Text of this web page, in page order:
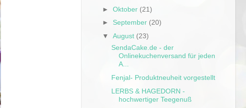
►Oktober (21)
► September (20)
▼August (23)
SendaCake.de - der
Onlinekuchenversand für jeden
A...
Fenjal- Produktneuheit vorgestellt
LERBS & HAGEDORN -
hochwertiger Teegenuß